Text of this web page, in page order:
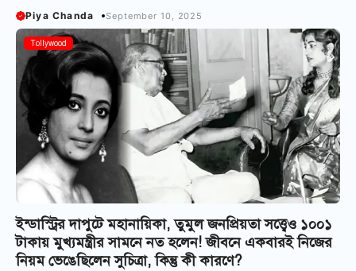
Piya Chanda September 10, 2025
Tollywood
ইন্ডাস্ট্রির দাপুটে মহানায়িকা, তুমুল জনপ্রিয়তা সত্ত্বেও ১০০১
টাকায় মুখ্যমন্ত্রীর সামনে নত হলেন! জীবনে একবারই নিজের
নিয়ম ভেঙেছিলেন সুচিত্রা, কিন্তু কী কারণে?